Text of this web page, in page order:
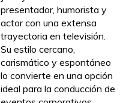
presentador, humorista y
actor con una extensa
trayectoria en televisión.
Su estilo cercano,
carismático y espontáneo
lo convierte en una opción
ideal para la conducción de